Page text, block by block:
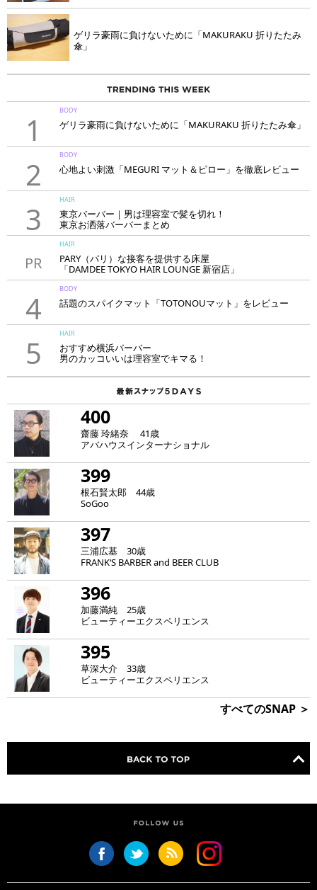
ゲリラ豪雨に負けないために「MAKURAKU 折りたたみ
傘」
1
BODY
ゲリラ豪雨に負けないために「MAKURAKU 折りたたみ傘」
2
BODY
心地よい刺激「MEGURI マット＆ピロー」を徹底レビュー
3
HAIR
東京バーバー｜男は理容室で髪を切れ！
東京お洒落バーバーまとめ
PR
HAIR
PARY（パリ）な接客を提供する床屋
「DAMDEE TOKYO HAIR LOUNGE 新宿店」
4
BODY
話題のスパイクマット「TOTONOUマット」をレビュー
5
HAIR
おすすめ横浜バーバー
男のカッコいいは理容室でキマる！
400
齋藤 玲緒奈 41歳
アバハウスインターナショナル
399
根石賢太郎 44歳
SoGoo
397
三浦広基 30歳
FRANK‘S BARBER and BEER CLUB
396
加藤満純 25歳
ビューティーエクスペリエンス
395
草深大介 33歳
ビューティーエクスペリエンス
すべてのSNAP ＞